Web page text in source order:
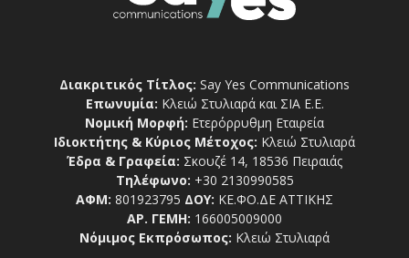
Διακριτικός Τίτλος: Say Yes Communications
Επωνυμία: Κλειώ Στυλιαρά και ΣΙΑ Ε.Ε.
Νομική Μορφή: Ετερόρρυθμη Εταιρεία
Ιδιοκτήτης & Κύριος Μέτοχος: Κλειώ Στυλιαρά
Έδρα & Γραφεία: Σκουζέ 14, 18536 Πειραιάς
Τηλέφωνο: +30 2130990585
ΑΦΜ: 801923795 ΔΟΥ: ΚΕ.ΦΟ.ΔΕ ΑΤΤΙΚΗΣ
ΑΡ. ΓΕΜΗ: 166005009000
Νόμιμος Εκπρόσωπος: Κλειώ Στυλιαρά